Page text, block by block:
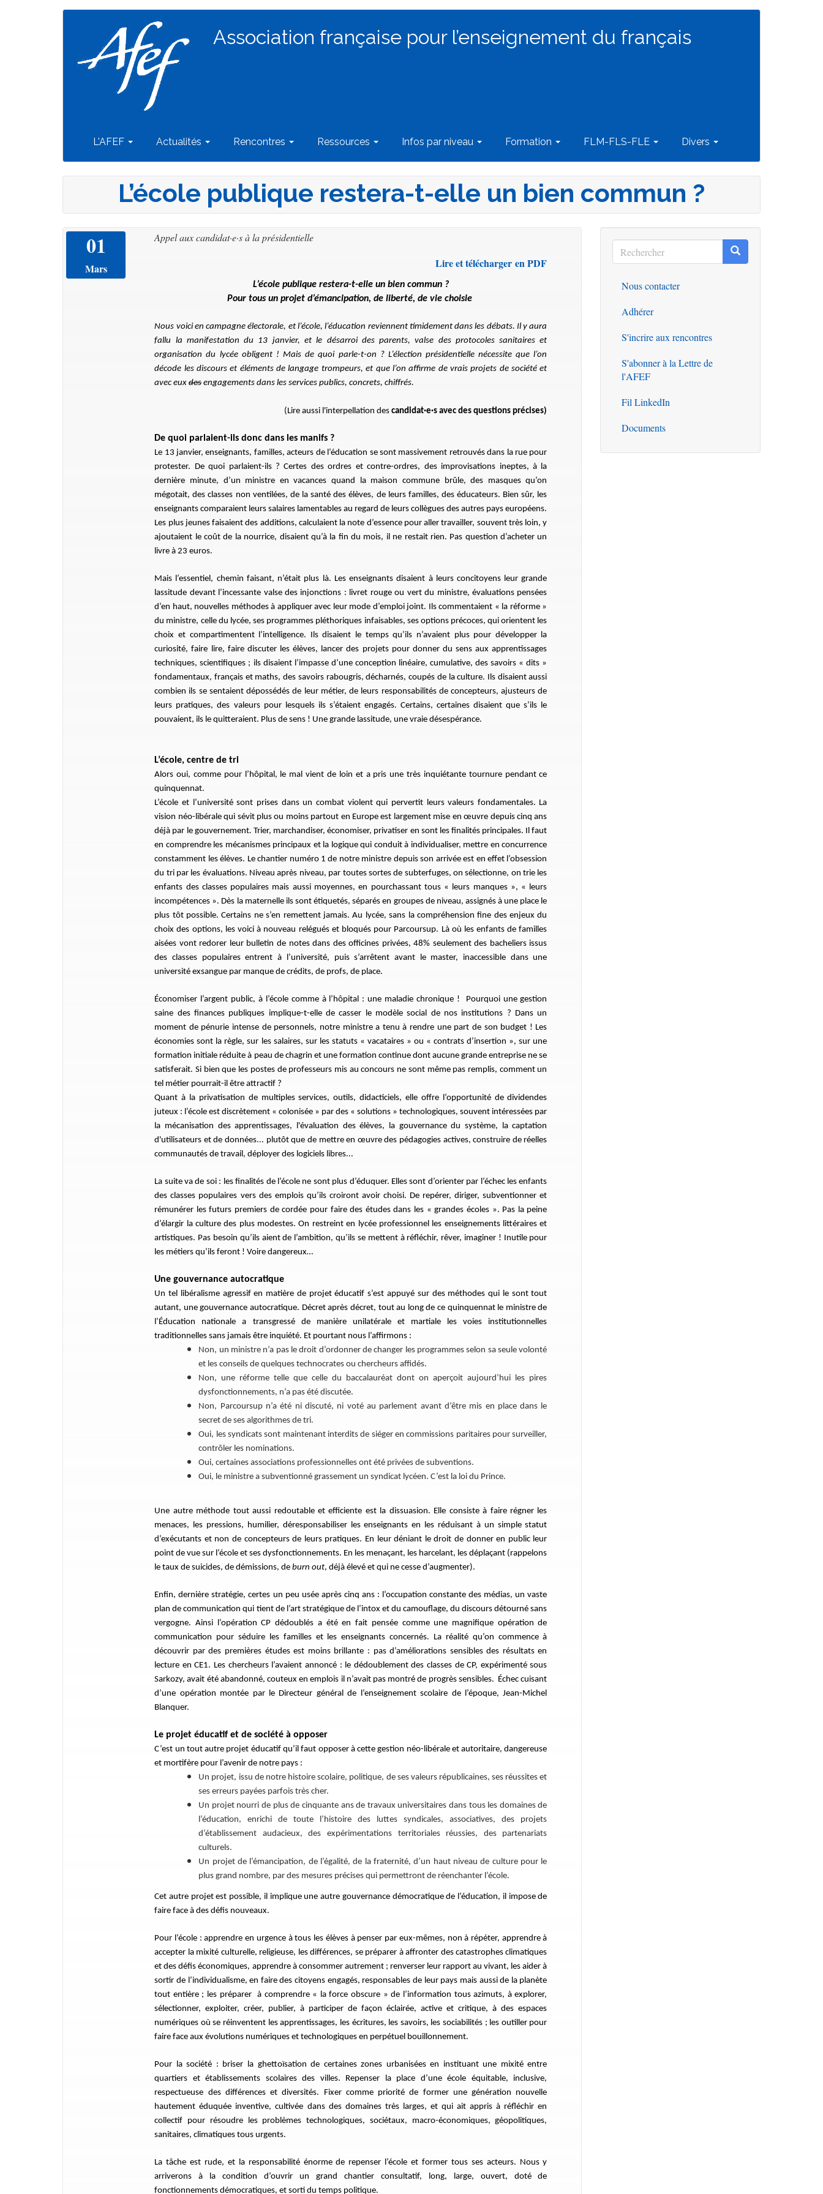
Association française pour l’enseignement du français
Navigation
principale
L'AFEF Actualités Rencontres Ressources Infos par niveau Formation FLM-FLS-FLE Divers
L’école publique restera-t-elle un bien commun ?
01
Mars
Appel aux candidat·e·s à la présidentielle
Lire et télécharger en PDF
L’école publique restera-t-elle un bien commun ?
Pour tous un projet d’émancipation, de liberté, de vie choisie
Nous voici en campagne électorale, et l’école, l’éducation reviennent timidement dans les débats. Il y aura
fallu la manifestation du 13 janvier, et le désarroi des parents, valse des protocoles sanitaires et
organisation du lycée obligent ! Mais de quoi parle-t-on ? L’élection présidentielle nécessite que l’on
décode les discours et éléments de langage trompeurs, et que l’on affirme de vrais projets de société et
avec euxdesengagements dans les services publics, concrets, chiffrés.
(Lire aussi l'interpellation descandidat·e·s avec des questions précises)
De quoi parlaient-ils donc dans les manifs ?
Le 13 janvier, enseignants, familles, acteurs de l’éducation se sont massivement retrouvés dans la rue pour
protester. De quoi parlaient-ils ? Certes des ordres et contre-ordres, des improvisations ineptes, à la
dernière minute, d’un ministre en vacances quand la maison commune brûle, des masques qu’on
mégotait, des classes non ventilées, de la santé des élèves, de leurs familles, des éducateurs. Bien sûr, les
enseignants comparaient leurs salaires lamentables au regard de leurs collègues des autres pays européens.
Les plus jeunes faisaient des additions, calculaient la note d’essence pour aller travailler, souvent très loin, y
ajoutaient le coût de la nourrice, disaient qu’à la fin du mois, il ne restait rien. Pas question d’acheter un
livre à 23 euros.
Mais l’essentiel, chemin faisant, n’était plus là. Les enseignants disaient à leurs concitoyens leur grande
lassitude devant l’incessante valse des injonctions : livret rouge ou vert du ministre, évaluations pensées
d’en haut, nouvelles méthodes à appliquer avec leur mode d’emploi joint. Ils commentaient « la réforme »
du ministre, celle du lycée, ses programmes pléthoriques infaisables, ses options précoces, qui orientent les
choix et compartimentent l’intelligence. Ils disaient le temps qu’ils n’avaient plus pour développer la
curiosité, faire lire, faire discuter les élèves, lancer des projets pour donner du sens aux apprentissages
techniques, scientifiques ; ils disaient l’impasse d’une conception linéaire, cumulative, des savoirs « dits »
fondamentaux, français et maths, des savoirs rabougris, décharnés, coupés de la culture. Ils disaient aussi
combien ils se sentaient dépossédés de leur métier, de leurs responsabilités de concepteurs, ajusteurs de
leurs pratiques, des valeurs pour lesquels ils s’étaient engagés. Certains, certaines disaient que s’ils le
pouvaient, ils le quitteraient. Plus de sens ! Une grande lassitude, une vraie désespérance.
L’école, centre de tri
Alors oui, comme pour l’hôpital, le mal vient de loin et a pris une très inquiétante tournure pendant ce
quinquennat.
L’école et l’université sont prises dans un combat violent qui pervertit leurs valeurs fondamentales. La
vision néo-libérale qui sévit plus ou moins partout en Europe est largement mise en œuvre depuis cinq ans
déjà par le gouvernement. Trier, marchandiser, économiser, privatiser en sont les finalités principales. Il faut
en comprendre les mécanismes principaux et la logique qui conduit à individualiser, mettre en concurrence
constamment les élèves. Le chantier numéro 1 de notre ministre depuis son arrivée est en effet l’obsession
du tri par les évaluations. Niveau après niveau, par toutes sortes de subterfuges, on sélectionne, on trie les
enfants des classes populaires mais aussi moyennes, en pourchassant tous « leurs manques », « leurs
incompétences ». Dès la maternelle ils sont étiquetés, séparés en groupes de niveau, assignés à une place le
plus tôt possible. Certains ne s’en remettent jamais. Au lycée, sans la compréhension fine des enjeux du
choix des options, les voici à nouveau relégués et bloqués pour Parcoursup. Là où les enfants de familles
aisées vont redorer leur bulletin de notes dans des officines privées, 48% seulement des bacheliers issus
des classes populaires entrent à l’université, puis s’arrêtent avant le master, inaccessible dans une
université exsangue par manque de crédits, de profs, de place.
Économiser l’argent public, à l’école comme à l’hôpital : une maladie chronique ! Pourquoi une gestion
saine des finances publiques implique-t-elle de casser le modèle social de nos institutions ? Dans un
moment de pénurie intense de personnels, notre ministre a tenu à rendre une part de son budget ! Les
économies sont la règle, sur les salaires, sur les statuts « vacataires » ou « contrats d’insertion », sur une
formation initiale réduite à peau de chagrin et une formation continue dont aucune grande entreprise ne se
satisferait. Si bien que les postes de professeurs mis au concours ne sont même pas remplis, comment un
tel métier pourrait-il être attractif ?
Quant à la privatisation de multiples services, outils, didacticiels, elle offre l’opportunité de dividendes
juteux : l’école est discrètement « colonisée » par des « solutions » technologiques, souvent intéressées par
la mécanisation des apprentissages, l'évaluation des élèves, la gouvernance du système, la captation
d'utilisateurs et de données... plutôt que de mettre en œuvre des pédagogies actives, construire de réelles
communautés de travail, déployer des logiciels libres...
La suite va de soi : les finalités de l’école ne sont plus d’éduquer. Elles sont d’orienter par l’échec les enfants
des classes populaires vers des emplois qu’ils croiront avoir choisi. De repérer, diriger, subventionner et
rémunérer les futurs premiers de cordée pour faire des études dans les « grandes écoles ». Pas la peine
d’élargir la culture des plus modestes. On restreint en lycée professionnel les enseignements littéraires et
artistiques. Pas besoin qu’ils aient de l’ambition, qu’ils se mettent à réfléchir, rêver, imaginer ! Inutile pour
les métiers qu’ils feront ! Voire dangereux…
Une gouvernance autocratique
Un tel libéralisme agressif en matière de projet éducatif s’est appuyé sur des méthodes qui le sont tout
autant, une gouvernance autocratique. Décret après décret, tout au long de ce quinquennat le ministre de
l’Éducation nationale a transgressé de manière unilatérale et martiale les voies institutionnelles
traditionnelles sans jamais être inquiété. Et pourtant nous l’affirmons :
Non, un ministre n’a pas le droit d’ordonner de changer les programmes selon sa seule volonté
et les conseils de quelques technocrates ou chercheurs affidés.
Non, une réforme telle que celle du baccalauréat dont on aperçoit aujourd’hui les pires
dysfonctionnements, n’a pas été discutée.
Non, Parcoursup n’a été ni discuté, ni voté au parlement avant d’être mis en place dans le
secret de ses algorithmes de tri.
Oui, les syndicats sont maintenant interdits de siéger en commissions paritaires pour surveiller,
contrôler les nominations.
Oui, certaines associations professionnelles ont été privées de subventions.
Oui, le ministre a subventionné grassement un syndicat lycéen. C’est la loi du Prince.
Une autre méthode tout aussi redoutable et efficiente est la dissuasion. Elle consiste à faire régner les
menaces, les pressions, humilier, déresponsabiliser les enseignants en les réduisant à un simple statut
d’exécutants et non de concepteurs de leurs pratiques. En leur déniant le droit de donner en public leur
point de vue sur l’école et ses dysfonctionnements. En les menaçant, les harcelant, les déplaçant (rappelons
le taux de suicides, de démissions, deburn out, déjà élevé et qui ne cesse d’augmenter).
Enfin, dernière stratégie, certes un peu usée après cinq ans : l’occupation constante des médias, un vaste
plan de communication qui tient de l’art stratégique de l’intox et du camouflage, du discours détourné sans
vergogne. Ainsi l’opération CP dédoublés a été en fait pensée comme une magnifique opération de
communication pour séduire les familles et les enseignants concernés. La réalité qu’on commence à
découvrir par des premières études est moins brillante : pas d’améliorations sensibles des résultats en
lecture en CE1. Les chercheurs l’avaient annoncé : le dédoublement des classes de CP, expérimenté sous
Sarkozy, avait été abandonné, couteux en emplois il n’avait pas montré de progrès sensibles. Échec cuisant
d’une opération montée par le Directeur général de l’enseignement scolaire de l’époque, Jean-Michel
Blanquer.
Le projet éducatif et de société à opposer
C’est un tout autre projet éducatif qu’il faut opposer à cette gestion néo-libérale et autoritaire, dangereuse
et mortifère pour l’avenir de notre pays :
Un projet, issu de notre histoire scolaire, politique, de ses valeurs républicaines, ses réussites et
ses erreurs payées parfois très cher.
Un projet nourri de plus de cinquante ans de travaux universitaires dans tous les domaines de
l’éducation, enrichi de toute l’histoire des luttes syndicales, associatives, des projets
d’établissement audacieux, des expérimentations territoriales réussies, des partenariats
culturels.
Un projet de l’émancipation, de l’égalité, de la fraternité, d’un haut niveau de culture pour le
plus grand nombre, par des mesures précises qui permettront de réenchanter l’école.
Cet autre projet est possible, il implique une autre gouvernance démocratique de l’éducation, il impose de
faire face à des défis nouveaux.
Pour l’école : apprendre en urgence à tous les élèves à penser par eux-mêmes, non à répéter, apprendre à
accepter la mixité culturelle, religieuse, les différences, se préparer à affronter des catastrophes climatiques
et des défis économiques, apprendre à consommer autrement ; renverser leur rapport au vivant, les aider à
sortir de l’individualisme, en faire des citoyens engagés, responsables de leur pays mais aussi de la planète
tout entière ; les préparer à comprendre « la force obscure » de l’information tous azimuts, à explorer,
sélectionner, exploiter, créer, publier, à participer de façon éclairée, active et critique, à des espaces
numériques où se réinventent les apprentissages, les écritures, les savoirs, les sociabilités ; les outiller pour
faire face aux évolutions numériques et technologiques en perpétuel bouillonnement.
Pour la société : briser la ghettoïsation de certaines zones urbanisées en instituant une mixité entre
quartiers et établissements scolaires des villes. Repenser la place d’une école équitable, inclusive,
respectueuse des différences et diversités. Fixer comme priorité de former une génération nouvelle
hautement éduquée inventive, cultivée dans des domaines très larges, et qui ait appris à réfléchir en
collectif pour résoudre les problèmes technologiques, sociétaux, macro-économiques, géopolitiques,
sanitaires, climatiques tous urgents.
La tâche est rude, et la responsabilité énorme de repenser l’école et former tous ses acteurs. Nous y
arriverons à la condition d’ouvrir un grand chantier consultatif, long, large, ouvert, doté de
fonctionnements démocratiques, et sorti du temps politique.
Rechercher
Rechercher Rechercher
Outils
Nous contacter
Adhérer
S'incrire aux rencontres
S'abonner à la Lettre de
l'AFEF
Fil LinkedIn
Documents